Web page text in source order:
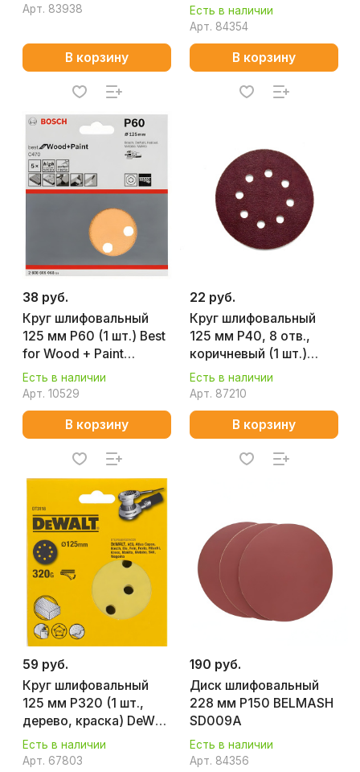
Арт. 83938
В корзину
Есть в наличии
Арт. 84354
В корзину
38 руб.
Круг шлифовальный
125 мм P60 (1 шт.) Best
for Wood + Paint
2608605068
Есть в наличии
Арт. 10529
В корзину
22 руб.
Круг шлифовальный
125 мм P40, 8 отв.,
коричневый (1 шт.)
MAKITA D-54499
Есть в наличии
Арт. 87210
В корзину
59 руб.
Круг шлифовальный
125 мм P320 (1 шт.,
дерево, краска) DeWalt
DT3118
Есть в наличии
Арт. 67803
190 руб.
Диск шлифовальный
228 мм Р150 BELMASH
SD009A
Есть в наличии
Арт. 84356